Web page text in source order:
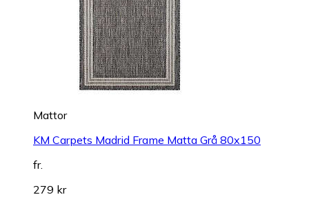
Mattor
KM Carpets Madrid Frame Matta Grå 80x150
fr.
279 kr